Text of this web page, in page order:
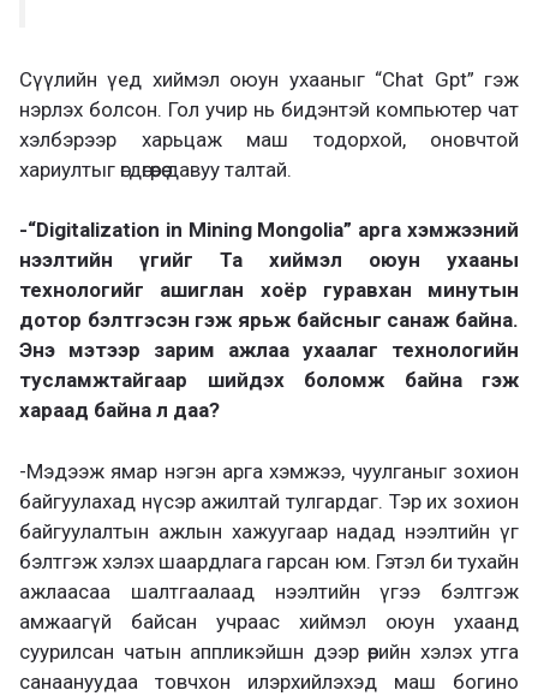
Сүүлийн үед хиймэл оюун ухааныг “Chat Gpt” гэж
нэрлэх болсон. Гол учир нь бидэнтэй компьютер чат
хэлбэрээр харьцаж маш тодорхой, оновчтой
хариултыг өгдөгөөрөө давуу талтай.
-“Digitalization in Mining Mongolia” арга хэмжээний
нээлтийн үгийг Та хиймэл оюун ухааны
технологийг ашиглан хоёр гуравхан минутын
дотор бэлтгэсэн гэж ярьж байсныг санаж байна.
Энэ мэтээр зарим ажлаа ухаалаг технологийн
тусламжтайгаар шийдэх боломж байна гэж
хараад байна л даа?
-Мэдээж ямар нэгэн арга хэмжээ, чуулганыг зохион
байгуулахад нүсэр ажилтай тулгардаг. Тэр их зохион
байгуулалтын ажлын хажуугаар надад нээлтийн үг
бэлтгэж хэлэх шаардлага гарсан юм. Гэтэл би тухайн
ажлаасаа шалтгаалаад нээлтийн үгээ бэлтгэж
амжаагүй байсан учраас хиймэл оюун ухаанд
суурилсан чатын аппликэйшн дээр өөрийн хэлэх утга
санаануудаа товчхон илэрхийлэхэд маш богино